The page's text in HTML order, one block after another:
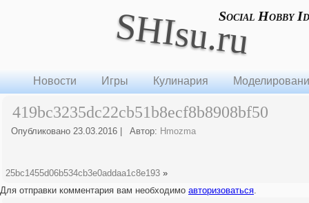
SHIsu.ruSocial Hobby
Новости Игры Кулинария
419bc3235dc22cb51b8ecf8b8908bf50
Опубликовано 23.03.2016 Автор: Hmozma
25bc1455d06b534cb3e0addaa1c8e193 »
Для отправки комментария вам необходимо авторизоваться.